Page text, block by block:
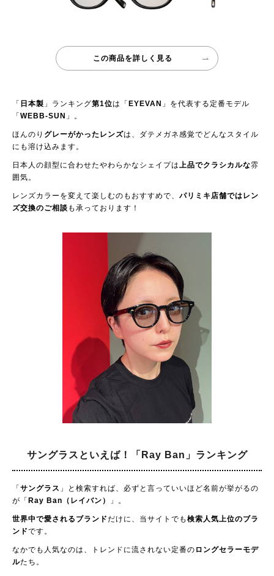
この商品を詳しく見る
「 日本製 」ランキング第1位は「EYEVAN 」を代表する定番モデル
「WEBB-SUN 」。
ほんのり グレーがかったレンズは、ダテメガネ感覚でどんなスタイル
にも溶け込みます。
日本人の顔型に合わせたやわらかなシェイプは上品でクラシカルな雰
囲気。
レンズカラーを変えて楽しむのもおすすめで、 パリミキ店舗ではレン
ズ交換のご相談 も承っております！
サングラスといえば！ 「Ray Ban」ランキング
「 サングラス 」と検索すれば、必ずと言っていいほど名前が挙がるの
が「 Ray Ban（レイバン） 」。
世界中で愛されるブランドだけに、当サイトでも 検索人気上位のブラ
ンドです。
なかでも人気なのは、トレンドに流されない定番の ロングセラーモデ
ルたち。